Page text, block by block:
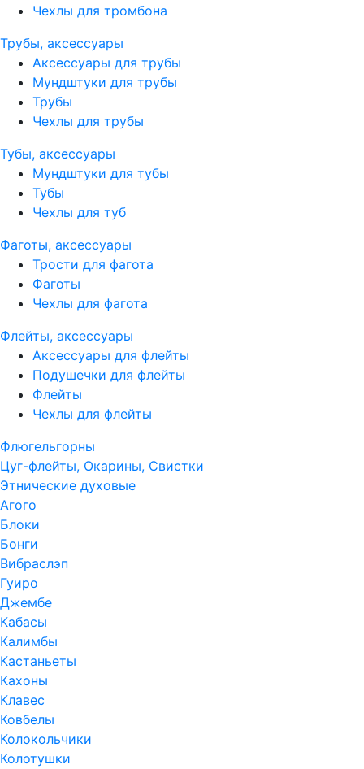
Чехлы для тромбона
Трубы, аксессуары
Аксессуары для трубы
Мундштуки для трубы
Трубы
Чехлы для трубы
Тубы, аксессуары
Мундштуки для тубы
Тубы
Чехлы для туб
Фаготы, аксессуары
Трости для фагота
Фаготы
Чехлы для фагота
Флейты, аксессуары
Аксессуары для флейты
Подушечки для флейты
Флейты
Чехлы для флейты
Флюгельгорны
Цуг-флейты, Окарины, Свистки
Этнические духовые
Агого
Блоки
Бонги
Вибраслэп
Гуиро
Джембе
Кабасы
Калимбы
Кастаньеты
Кахоны
Клавес
Ковбелы
Колокольчики
Колотушки